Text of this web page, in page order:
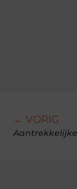
← VORIG